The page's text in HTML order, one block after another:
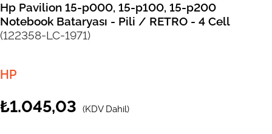
Hp Pavilion 15-p000, 15-p100, 15-p200
Notebook Bataryası - Pili / RETRO - 4 Cell
(122358-LC-1971)
HP
₺1.045,03 (KDV Dahil)